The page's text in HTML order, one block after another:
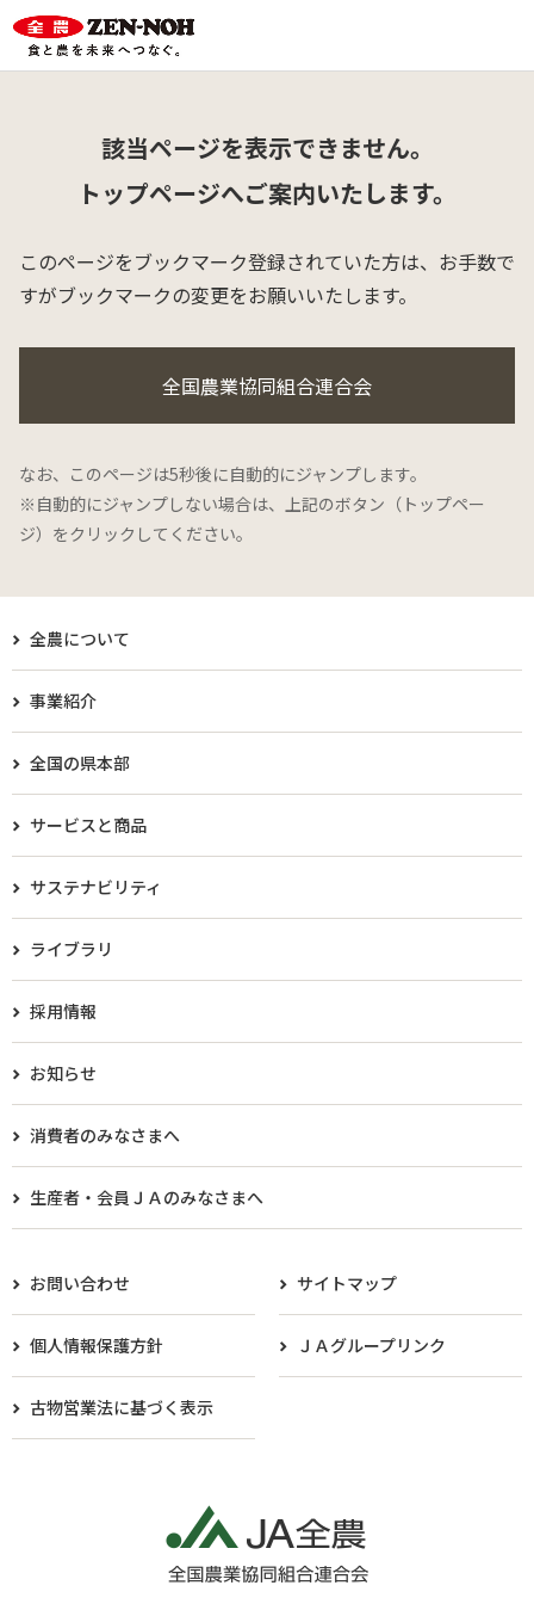
該当ページを表示できません。
トップページへご案内いたします。
このページをブックマーク登録されていた方は、 お手数で
すがブックマークの変更をお願いいたします。
全国農業協同組合連合会
なお、このページは5秒後に自動的にジャンプします。
※自動的にジャンプしない場合は、上記のボタン（トップペー
ジ）をクリックしてください。
全農について
事業紹介
全国の県本部
サービスと商品
サステナビリティ
ライブラリ
採用情報
お知らせ
消費者のみなさまへ
生産者・会員ＪＡのみなさまへ​
お問い合わせ サイトマップ
個人情報保護方針 ＪＡグループリンク
古物営業法に基づく表示